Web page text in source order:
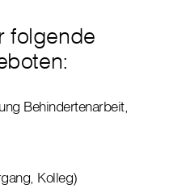
folgende
Behindertenarbeit,
Kolleg)